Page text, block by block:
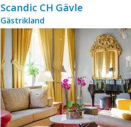
Scandic CH Gävle
Gästrikland